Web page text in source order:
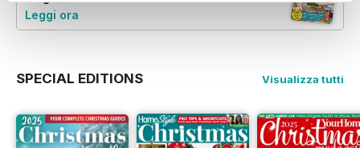
Leggi ora
SPECIAL EDITIONS Visualizza tutti